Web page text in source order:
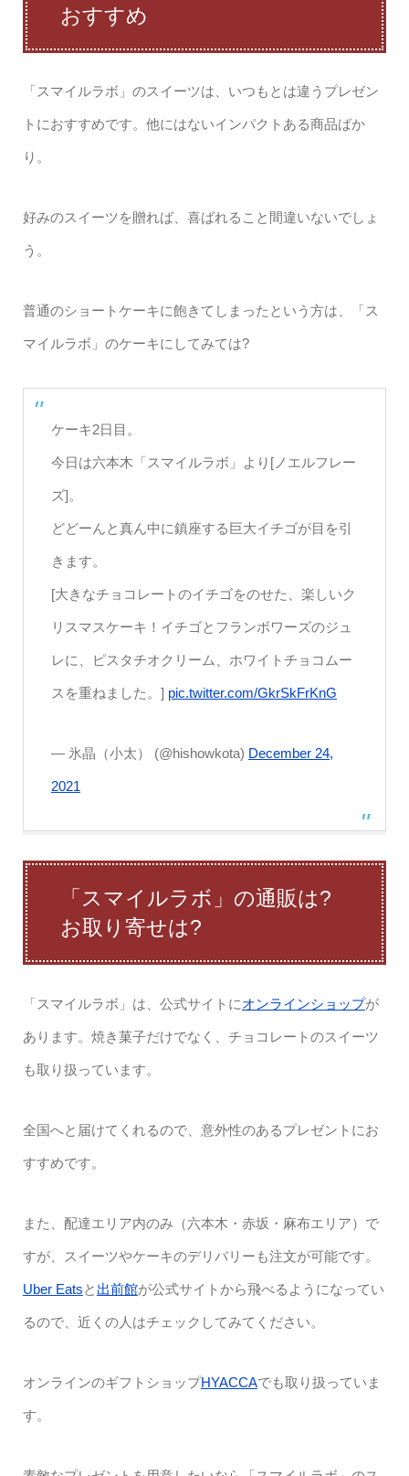
おすすめ
「スマイルラボ」のスイーツは、いつもとは違うプレゼン
トにおすすめです。他にはないインパクトある商品ばか
り。
好みのスイーツを贈れば、喜ばれること間違いないでしょ
う。
普通のショートケーキに飽きてしまったという方は、「ス
マイルラボ」のケーキにしてみては?
ケーキ2日目。
今日は六本木「スマイルラボ」より[ノエルフレー
ズ]。
どどーんと真ん中に鎮座する巨大イチゴが目を引
きます。
[大きなチョコレートのイチゴをのせた、楽しいク
リスマスケーキ！イチゴとフランボワーズのジュ
レに、ピスタチオクリーム、ホワイトチョコムー
スを重ねました。] pic.twitter.com/GkrSkFrKnG
— 氷晶（小太） (@hishowkota) December 24,
2021
「スマイルラボ」の通販は?
お取り寄せは?
「スマイルラボ」は、公式サイトにオンラインショップが
あります。焼き菓子だけでなく、チョコレートのスイーツ
も取り扱っています。
全国へと届けてくれるので、意外性のあるプレゼントにお
すすめです。
また、配達エリア内のみ（六本木・赤坂・麻布エリア）で
すが、スイーツやケーキのデリバリーも注文が可能です。
Uber Eatsと 出前館が公式サイトから飛べるようになってい
るので、近くの人はチェックしてみてください。
オンラインのギフトショップHYACCAでも取り扱っていま
す。